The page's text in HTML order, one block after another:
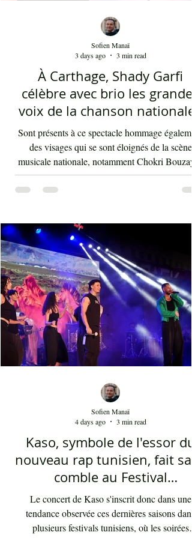
À Carthage, Shady Garfi
célèbre avec brio les grandes
voix de la chanson nationale
Par Sofien Manaï
Sont présents à ce spectacle hommage
musicale nationale, notamment Chokri
nouveau sur scène. Par la suite, c'était autour
d'Asma Ben Ahmed, une voix à la fois
et subliminale. À côté de celle-ci vient Ahmed
Rebaï, un élégant chanteur, présent maintenant
dans l'univers du chant national depuis au
cinq ans. Sans oublier la soprano Nesrine
Mahbouli e
Sofien Manaï
3 days ago
3 min read
Kaso, symbole de l'essor du
nouveau rap tunisien, fait
comble au Festival
international de Sfax - Par
Le concert de Kaso s'inscrit donc dans une
Sofien Manaï
4 days ago
3 min read